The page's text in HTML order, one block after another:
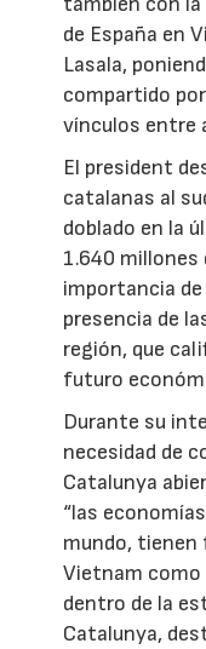
de España en
Lasala,
compartido
vínculos entre
El president
catalanas al
doblado en la
1.640 millones
importancia
presencia de
región, que
futuro
Durante su
necesidad de
Catalunya
“las
mundo, tienen
Vietnam como
dentro de la
Catalunya,